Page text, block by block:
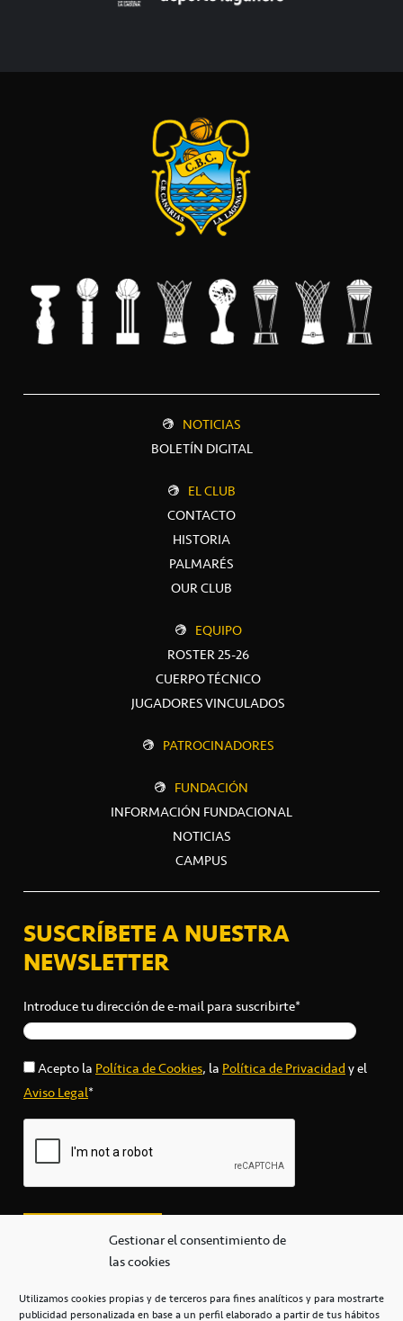
Gestionar el consentimiento de
las cookies
Utilizamos cookies propias y de terceros para fines analíticos y para mostrarte
publicidad personalizada en base a un perfil elaborado a partir de tus hábitos
NOTICIAS
BOLETÍN DIGITAL
EL CLUB
CONTACTO
HISTORIA
PALMARÉS
OUR CLUB
EQUIPO
ROSTER 25-26
CUERPO TÉCNICO
JUGADORES VINCULADOS
PATROCINADORES
FUNDACIÓN
INFORMACIÓN FUNDACIONAL
NOTICIAS
CAMPUS
SUSCRÍBETE A NUESTRA
NEWSLETTER
Introduce tu dirección de e-mail para suscribirte*
Acepto laPolítica de Cookies, laPolítica de Privacidady el
Aviso Legal*